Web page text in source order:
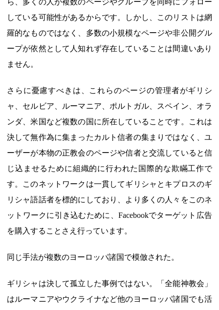
ら、多くの人が複数のページやグループを同時にフォロー
している可能性があるからです。しかし、このリストは網
羅的なものではなく、多数の小規模なページや非公開グル
ープが依然として人知れず存在していることは間違いあり
ません。
さらに憂慮すべきは、これらのページの管理者がギリシ
ャ、セルビア、ルーマニア、ポルトガル、スペイン、オラ
ンダ、米国など複数の国に所在していることです。これは
決して無作為に集まったカルト信者の集まりではなく、ユ
ーザーが本物の正教会のページや信者と交流していると信
じ込ませるために組織的に行われた国際的な欺瞞工作で
す。このネットワークは一貫してギリシャとキプロスのギ
リシャ語話者を標的にしており、より多くの人々をこのネ
ットワークに引き込むために、Facebookでターゲット広告
を購入することさえ行っています。
同じ手法が複数のヨーロッパ諸国で模倣された。
ギリシャは決して孤立した事例ではない。「全能神教会」
はルーマニアやウクライナなど他のヨーロッパ諸国でも活